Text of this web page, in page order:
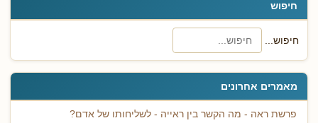
חיפוש
חיפוש...
מאמרים אחרונים
פרשת ראה - מה הקשר בין ראייה - לשליחותו של אדם?